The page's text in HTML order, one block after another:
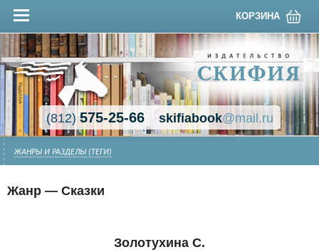
КОРЗИНА
(812)575-25-66 skifiabook@mail.ru
ЖАНРЫ И РАЗДЕЛЫ (ТЕГИ)
Жанр — Сказки
Золотухина С.